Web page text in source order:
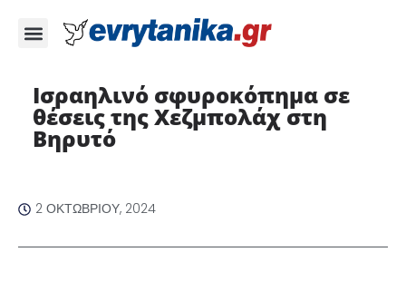
Ισραηλινό σφυροκόπημα σε
θέσεις της Χεζμπολάχ στη
Βηρυτό
2 ΟΚΤΩΒΡΊΟΥ, 2024